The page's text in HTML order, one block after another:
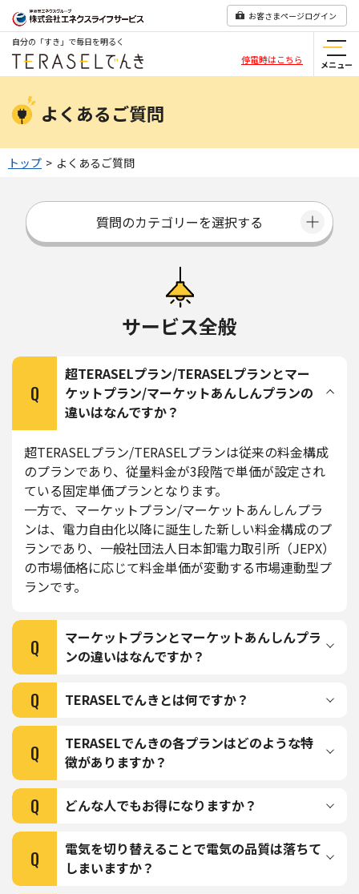
お客さまページログイン
自分の「すき」で毎日を明るく
停電時はこちら メニュー
よくあるご質問
トップ > よくあるご質問
質問のカテゴリーを選択する
サービス全般
Q
超TERASELプラン/TERASELプランとマー
ケットプラン/マーケットあんしんプランの
違いはなんですか？
超TERASELプラン/TERASELプランは従来の料金構成
のプランであり、従量料金が3段階で単価が設定され
ている固定単価プランとなります。
一方で、マーケットプラン/マーケットあんしんプラ
ンは、電力自由化以降に誕生した新しい料金構成のプ
ランであり、一般社団法人日本卸電力取引所（JEPX）
の市場価格に応じて料金単価が変動する市場連動型プ
ランです。
Q
マーケットプランとマーケットあんしんプラ
ンの違いはなんですか？
Q TERASELでんきとは何ですか？
Q
TERASELでんきの各プランはどのような特
徴がありますか？
Q どんな人でもお得になりますか？
Q
電気を切り替えることで電気の品質は落ちて
しまいますか？